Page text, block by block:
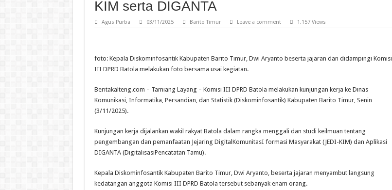
KIM serta DIGANTA
Agus Purba 03/11/2025 Barito Timur Leave a comment 1,157 Views
foto: Kepala Diskominfosantik Kabupaten Barito Timur, Dwi Aryanto beserta jajaran dan didampingi Komisi
III DPRD Batola melakukan foto bersama usai kegiatan.
Beritakalteng.com – Tamiang Layang – Komisi III DPRD Batola melakukan kunjungan kerja ke Dinas
Komunikasi, Informatika, Persandian, dan Statistik (Diskominfosantik) Kabupaten Barito Timur, Senin
(3/11/2025).
Kunjungan kerja dijalankan wakil rakyat Batola dalam rangka menggali dan studi keilmuan tentang
pengembangan dan pemanfaatan Jejaring DigitalKomunitasI formasi Masyarakat (JEDI-KIM) dan Aplikasi
DIGANTA (DigitalisasiPencatatan Tamu).
Kepala Diskominfosantik Kabupaten Barito Timur, Dwi Aryanto, beserta jajaran menyambut langsung
kedatangan anggota Komisi III DPRD Batola tersebut sebanyak enam orang.